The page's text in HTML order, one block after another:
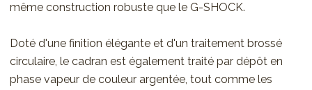
même construction robuste que le G-SHOCK.
Doté d'une finition élégante et d'un traitement brossé
circulaire, le cadran est également traité par dépôt en
phase vapeur de couleur argentée, tout comme les